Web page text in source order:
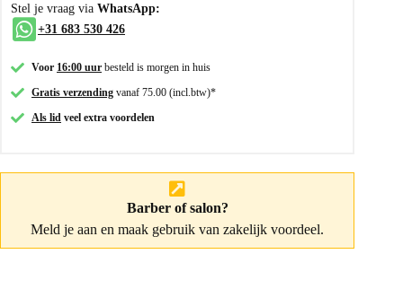
Stel je vraag via WhatsApp:
+31 683 530 426
Voor 16:00 uur besteld is morgen in huis
Gratis verzending vanaf 75.00 (incl.btw)*
Als lid veel extra voordelen
Barber of salon?
Meld je aan en maak gebruik van zakelijk voordeel.